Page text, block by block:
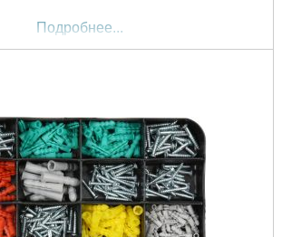
Подробнее...